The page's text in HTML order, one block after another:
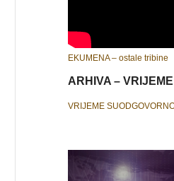
EKUMENA – ostale tribine
ARHIVA –
VRIJEME